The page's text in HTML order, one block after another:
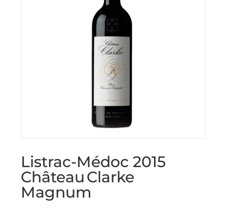
Listrac-Médoc 2015
Château Clarke
Magnum